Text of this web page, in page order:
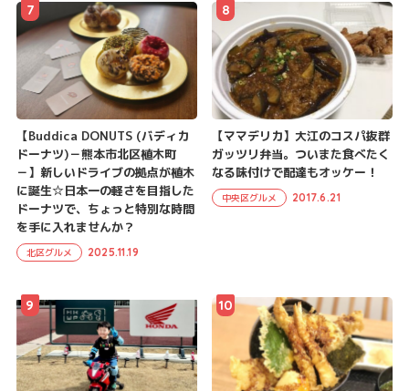
【Buddica DONUTS (バディカ
ドーナツ)－熊本市北区植木町
－】新しいドライブの拠点が植木
に誕生☆日本一の軽さを目指した
ドーナツで、ちょっと特別な時間
を手に入れませんか？
北区グルメ 2025.11.19
7
【ママデリカ】大江のコスパ抜群
ガッツリ弁当。ついまた食べたく
なる味付けで配達もオッケー！
中央区グルメ 2017.6.21
8
9 10